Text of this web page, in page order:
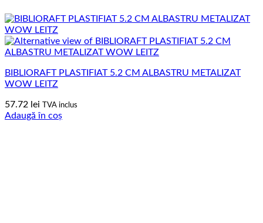
BIBLIORAFT PLASTIFIAT 5.2 CM ALBASTRU METALIZAT
WOW LEITZ
57.72 lei TVA inclus
Adaugă în coș